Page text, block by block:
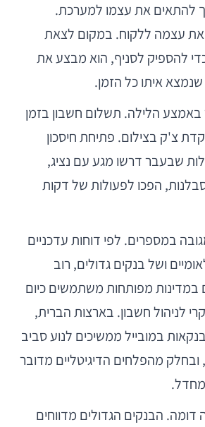
להתאים את עצמו למערכת.
עצמה ללקוח. במקום לצאת
להספיק לסניף, הוא מבצע את
איתו כל הזמן.
הלילה. תשלום חשבון בזמן
צ'ק בצילום. פתיחת חיסכון
שבעבר דרשו מגע עם נציג,
הפכו לפעולות של דקות
במספרים. לפי דוחות עדכניים
ושל בנקים גדולים, רוב
במדינות מפותחות משתמשים כיום
לניהול חשבון. בארצות הברית,
במובייל ממשיכים לנוע סביב
ובחלק מהפלחים הדיגיטליים מדובר
הבנקים הגדולים מדווחים